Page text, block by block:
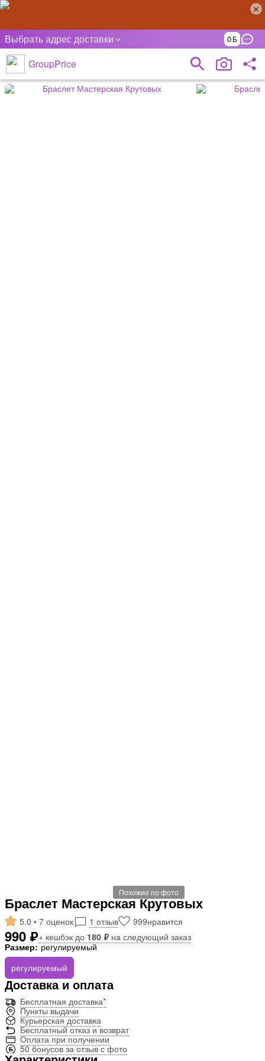
Выбрать адрес доставки 0
GroupPrice
Похожие по фото
Браслет Мастерская Крутовых
5.0 • 7 оценок 1 отзыв 999нравится
990 ₽+ кешбэк до 180 ₽ на следующий заказ
Размер: регулируемый
регулируемый
Доставка и оплата
Бесплатная доставка*
Пункты выдачи
Курьерская доставка
Бесплатный отказ и возврат
Оплата при получении
50 бонусов за отзыв с фото